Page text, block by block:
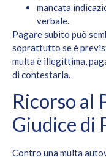
mancata
verbale.
Pagare subito può
soprattutto se è
multa è illegittima,
di contestarla.
Ricorso al
Giudice di
Contro una multa